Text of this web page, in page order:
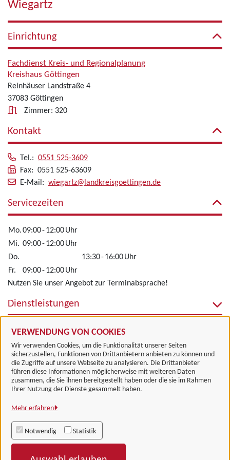
VERWENDUNG VON COOKIES
Wir verwenden Cookies, um die Funktionalität unserer Seiten
sicherzustellen, Funktionen von Drittanbietern anbieten zu können und
die Zugriffe auf unsere Webseite zu analysieren. Die Drittanbieter
führen diese Informationen möglicherweise mit weiteren Daten
zusammen, die Sie ihnen bereitgestellt haben oder die sie im Rahmen
Ihrer Nutzung der Dienste gesammelt haben.
Mehr erfahren
Notwendig Statistik
Wiegartz
Einrichtung
Fachdienst Kreis- und Regionalplanung
Kreishaus Göttingen
Reinhäuser Landstraße 4
37083 Göttingen
Zimmer: 320
Kontakt
Tel.: 0551 525-3609
Fax: 0551 525-63609
E-Mail: wiegartz@landkreisgoettingen.de
Servicezeiten
Mo.09:00-12:00Uhr
Mi. 09:00-12:00Uhr
Do.
13:30-16:00Uhr
Fr.
09:00-12:00Uhr
Nutzen Sie unser Angebot zur Terminabsprache!
Dienstleistungen
Alle zugeordneten Einrichtungen
Landkreis Göttingen
Alle Rechte vorbehalten